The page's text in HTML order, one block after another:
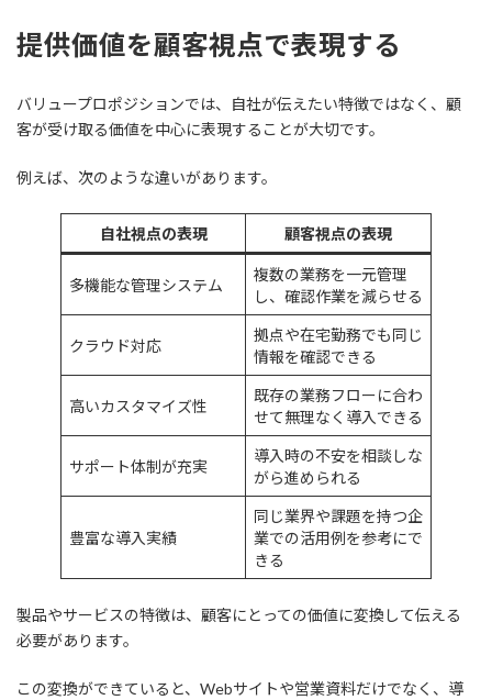
提供価値を顧客視点で表現する
バリュープロポジションでは、自社が伝えたい特徴ではなく、顧
客が受け取る価値を中心に表現することが大切です。
例えば、次のような違いがあります。
自社視点の表現 顧客視点の表現
多機能な管理システム
複数の業務を一元管理
し、確認作業を減らせる
クラウド対応
拠点や在宅勤務でも同じ
情報を確認できる
高いカスタマイズ性
既存の業務フローに合わ
せて無理なく導入できる
サポート体制が充実
導入時の不安を相談しな
がら進められる
豊富な導入実績
同じ業界や課題を持つ企
業での活用例を参考にで
きる
製品やサービスの特徴は、顧客にとっての価値に変換して伝える
必要があります。
この変換ができていると、Webサイトや営業資料だけでなく、導